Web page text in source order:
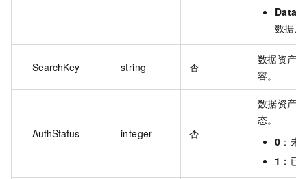
数据库
SearchKey string 否
数据资产
容。
AuthStatus integer 否
数据资产
态。
0 ：未
1 ：已